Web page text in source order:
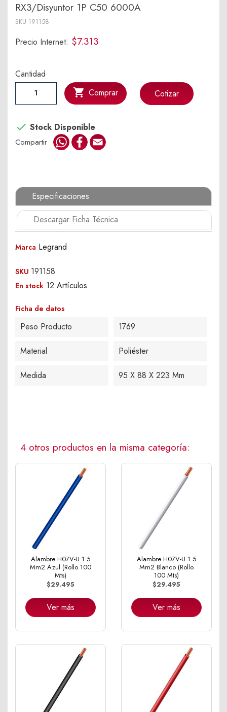
RX3/Disyuntor 1P C50 6000A
SKU 191158
Precio Internet: $7.313
Cantidad
 Comprar
 Stock Disponible
Cotizar
Compartir WhatsApp
Facebook
Especificaciones
Descargar Ficha Técnica
Marca Legrand
SKU 191158
En stock 12 Artículos
Ficha de datos
Peso Producto 1769
Material Poliéster
Medida 95 X 88 X 223 Mm
4 otros productos en la misma categoría:
Alambre H07V-U 1.5
Mm2 Azul (Rollo 100
Mts)
$29.495
Ver más
Alambre H07V-U 1.5
Mm2 Blanco (Rollo
100 Mts)
$29.495
Ver más